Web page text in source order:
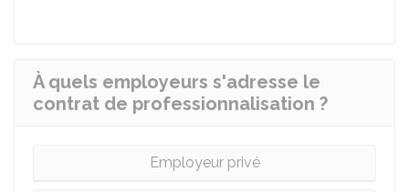
À quels employeurs s'adresse le
contrat de professionnalisation ?
Employeur privé